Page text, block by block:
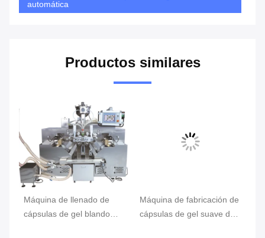
automática
Productos similares
Máquina de llenado de
cápsulas de gel blando
Máquina de fabricación de
cápsulas de gel suave de